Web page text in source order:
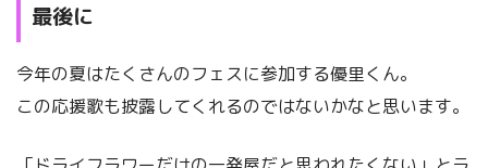
最後に
今年の夏はたくさんのフェスに参加する優里くん。
この応援歌も披露してくれるのではないかなと思います。